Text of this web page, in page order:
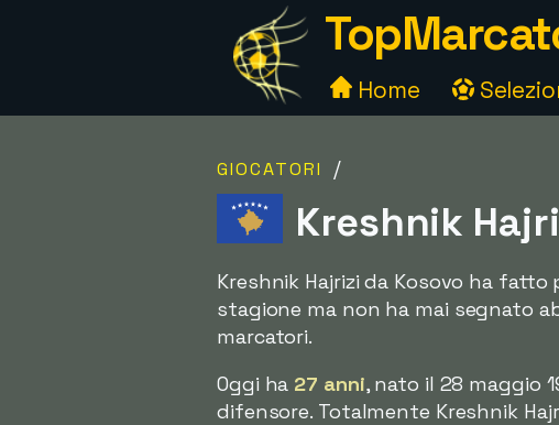
Home
GIOCATORI /
Kreshnik
Kreshnik Hajrizi da Kosovo ha
stagione ma non ha mai segnato
marcatori.
Oggi ha 27 anni, nato il 28 maggio
difensore. Totalmente Kreshnik